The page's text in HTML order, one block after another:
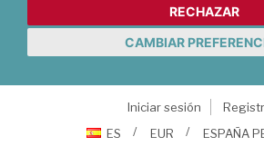
RECHAZAR
CAMBIAR
Iniciar sesión
ES
EUR ESPAÑA